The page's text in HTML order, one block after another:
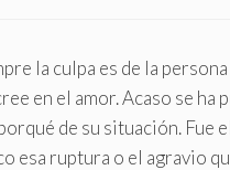
la culpa es de la
en el amor. Acaso se ha
de su situación. Fue
esa ruptura o el agravio